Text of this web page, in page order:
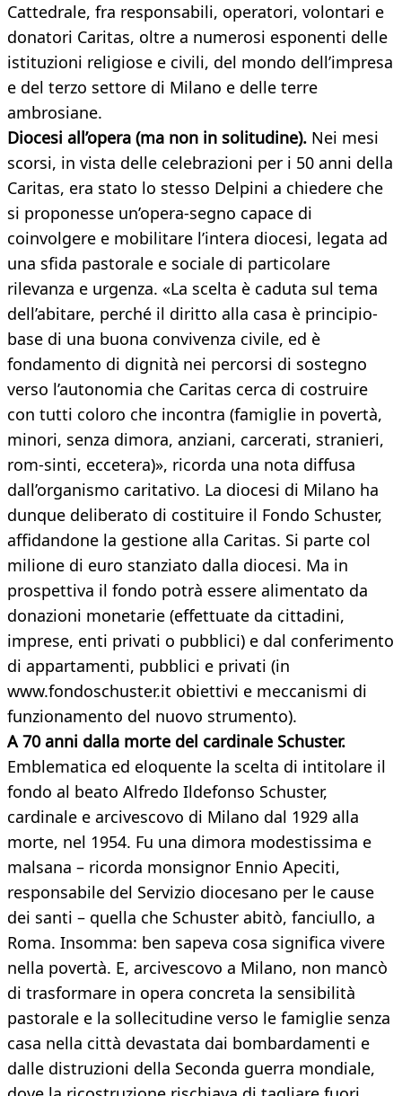
Cattedrale, fra responsabili, operatori, volontari e
donatori Caritas, oltre a numerosi esponenti delle
istituzioni religiose e civili, del mondo dell’impresa
e del terzo settore di Milano e delle terre
ambrosiane.
Diocesi all’opera (ma non in solitudine). Nei mesi
scorsi, in vista delle celebrazioni per i 50 anni della
Caritas, era stato lo stesso Delpini a chiedere che
si proponesse un’opera-segno capace di
coinvolgere e mobilitare l’intera diocesi, legata ad
una sfida pastorale e sociale di particolare
rilevanza e urgenza. «La scelta è caduta sul tema
dell’abitare, perché il diritto alla casa è principio-
base di una buona convivenza civile, ed è
fondamento di dignità nei percorsi di sostegno
verso l’autonomia che Caritas cerca di costruire
con tutti coloro che incontra (famiglie in povertà,
minori, senza dimora, anziani, carcerati, stranieri,
rom-sinti, eccetera)», ricorda una nota diffusa
dall’organismo caritativo. La diocesi di Milano ha
dunque deliberato di costituire il Fondo Schuster,
affidandone la gestione alla Caritas. Si parte col
milione di euro stanziato dalla diocesi. Ma in
prospettiva il fondo potrà essere alimentato da
donazioni monetarie (effettuate da cittadini,
imprese, enti privati o pubblici) e dal conferimento
di appartamenti, pubblici e privati (in
www.fondoschuster.it obiettivi e meccanismi di
funzionamento del nuovo strumento).
A 70 anni dalla morte del cardinale Schuster.
Emblematica ed eloquente la scelta di intitolare il
fondo al beato Alfredo Ildefonso Schuster,
cardinale e arcivescovo di Milano dal 1929 alla
morte, nel 1954. Fu una dimora modestissima e
malsana – ricorda monsignor Ennio Apeciti,
responsabile del Servizio diocesano per le cause
dei santi – quella che Schuster abitò, fanciullo, a
Roma. Insomma: ben sapeva cosa significa vivere
nella povertà. E, arcivescovo a Milano, non mancò
di trasformare in opera concreta la sensibilità
pastorale e la sollecitudine verso le famiglie senza
casa nella città devastata dai bombardamenti e
dalle distruzioni della Seconda guerra mondiale,